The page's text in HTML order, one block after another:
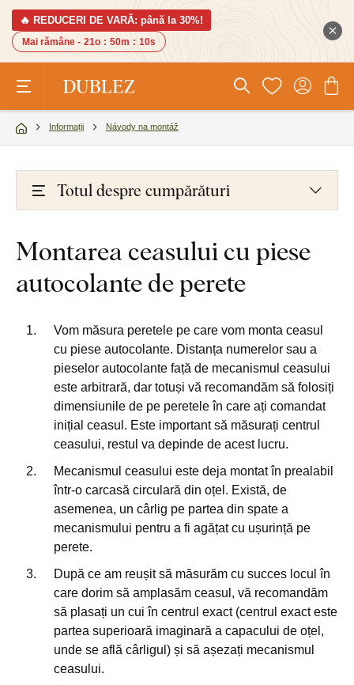
🔥 REDUCERI DE VARĂ: până la 30%!
Mai rămâne - 21o : 50m : 10s
Informații Návody na montáž
Totul despre cumpărături
Montarea ceasului cu piese
autocolante de perete
Vom măsura peretele pe care vom monta ceasul
cu piese autocolante. Distanța numerelor sau a
pieselor autocolante față de mecanismul ceasului
este arbitrară, dar totuși vă recomandăm să folosiți
dimensiunile de pe peretele în care ați comandat
inițial ceasul. Este important să măsurați centrul
ceasului, restul va depinde de acest lucru.
Mecanismul ceasului este deja montat în prealabil
într-o carcasă circulară din oțel. Există, de
asemenea, un cârlig pe partea din spate a
mecanismului pentru a fi agățat cu ușurință pe
perete.
După ce am reușit să măsurăm cu succes locul în
care dorim să amplasăm ceasul, vă recomandăm
să plasați un cui în centrul exact (centrul exact este
partea superioară imaginară a capacului de oțel,
unde se află cârligul) și să așezați mecanismul
ceasului.